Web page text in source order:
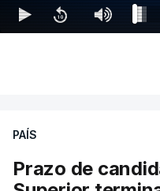
PAÍS
Prazo de